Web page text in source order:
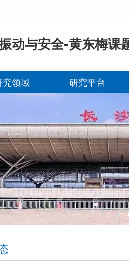
动与安全-黄东梅课
究领域 研究平台